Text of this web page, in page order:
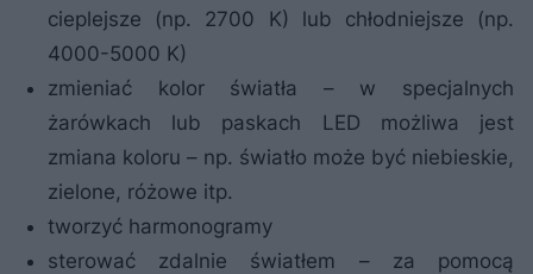
cieplejsze (np. 2700 K) lub chłodniejsze (np.
4000-5000 K)
zmieniać kolor światła – w specjalnych
żarówkach lub paskach LED możliwa jest
zmiana koloru – np. światło może być niebieskie,
zielone, różowe itp.
tworzyć harmonogramy
sterować zdalnie światłem – za pomocą